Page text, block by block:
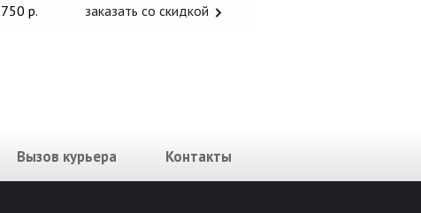
750 р. заказать со скидкой
Вызов курьера Контакты